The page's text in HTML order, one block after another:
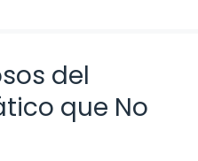
del
que No